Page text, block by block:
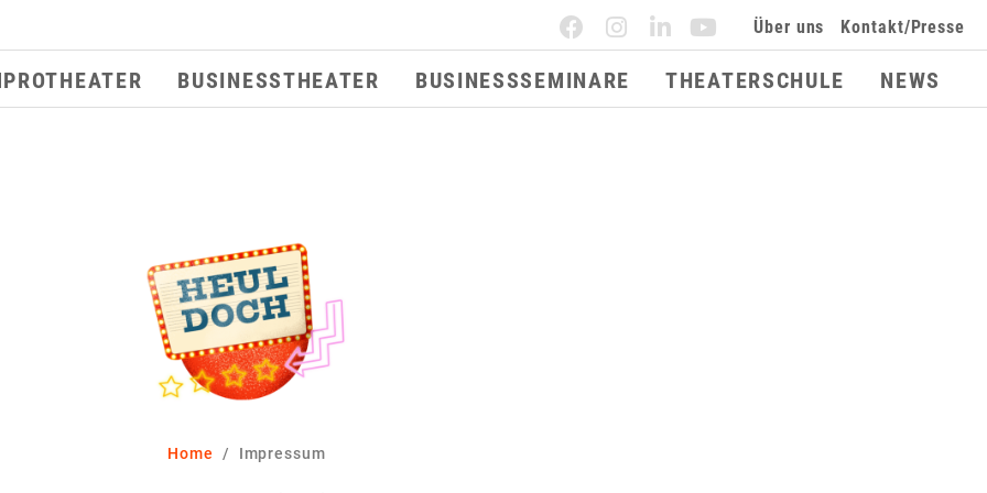
Über uns Kontakt/Presse
BUSINESSTHEATER BUSINESSSEMINARE THEATERSCHULE NEWS
Home Impressum